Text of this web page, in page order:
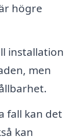
högre
installation
men
fall kan det
kan